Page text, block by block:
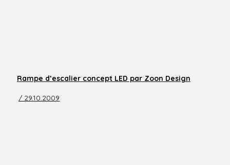
Rampe d’escalier concept LED par Zoon Design
/ 29.10.2009